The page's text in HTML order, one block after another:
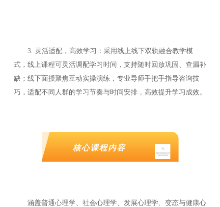
3. 灵活适配，高效学习：采用线上线下双轨融合教学模
式，线上课程可灵活调配学习时间，支持随时回放巩固、查漏补
缺；线下面授聚焦互动实操演练，专业导师手把手指导咨询技
巧，适配不同人群的学习节奏与时间安排，高效提升学习成效。
核心课程内容
涵盖普通心理学、社会心理学、发展心理学、变态与健康心